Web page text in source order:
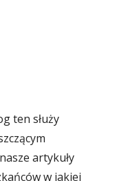
ten służy
artykuły
w jakiej